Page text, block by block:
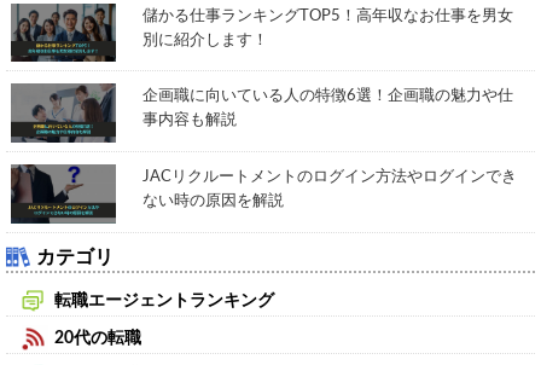
儲かる仕事ランキングTOP5！高年収なお仕事を男女
別に紹介します！
企画職に向いている人の特徴6選！企画職の魅力や仕
事内容も解説
JACリクルートメントのログイン方法やログインでき
ない時の原因を解説
カテゴリ
転職エージェントランキング
20代の転職